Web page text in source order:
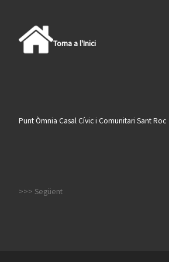
Torna a l'Inici
Punt Òmnia Casal Cívic i Comunitari Sant Roc
>>> Següent